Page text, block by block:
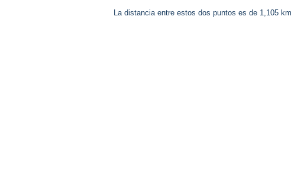
La distancia entre estos dos puntos es de 1,105